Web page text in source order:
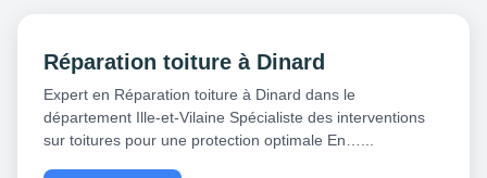
Réparation toiture à Dinard
Expert en Réparation toiture à Dinard dans le
département Ille-et-Vilaine Spécialiste des interventions
sur toitures pour une protection optimale En…...